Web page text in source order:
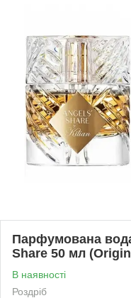
Парфумована
Share 50 мл
В наявності
Роздріб